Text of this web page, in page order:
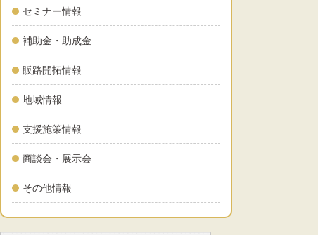
セミナー情報
補助金・助成金
販路開拓情報
地域情報
支援施策情報
商談会・展示会
その他情報